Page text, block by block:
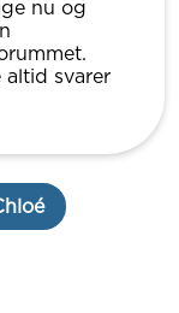
nu og
svarer